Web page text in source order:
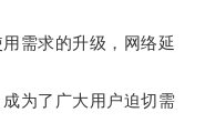
需求的升级，网络延
为了广大用户迫切需